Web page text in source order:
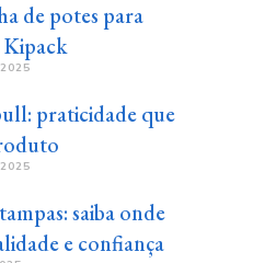
de potes para
Kipack
praticidade que
saiba onde
e confiança